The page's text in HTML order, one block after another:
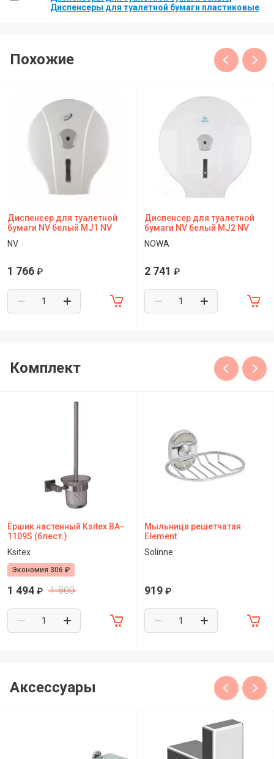
Диспенсеры для туалетной бумаги пластиковые
Похожие
Диспенсер для туалетной
бумаги NV белый MJ1 NV
NV
1 766 ₽
Диспенсер для туалетной
бумаги NV белый MJ2 NV
NOWA
2 741 ₽
Комплект
Ёршик настенный Ksitex BA-
1109S (блест.)
Ksitex
Экономия 306 ₽
1 494 ₽ 1 800
Мыльница решетчатая
Element
Solinne
919 ₽
Аксессуары